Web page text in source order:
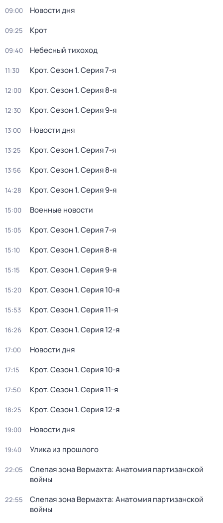
09:00 Новости дня
09:25 Крот
09:40 Небесный тихоход
11:30 Крот. Сезон 1. Серия 7-я
12:00 Крот. Сезон 1. Серия 8-я
12:30 Крот. Сезон 1. Серия 9-я
13:00 Новости дня
13:25 Крот. Сезон 1. Серия 7-я
13:56 Крот. Сезон 1. Серия 8-я
14:28 Крот. Сезон 1. Серия 9-я
15:00 Военные новости
15:05 Крот. Сезон 1. Серия 7-я
15:10 Крот. Сезон 1. Серия 8-я
15:15 Крот. Сезон 1. Серия 9-я
15:20 Крот. Сезон 1. Серия 10-я
15:53 Крот. Сезон 1. Серия 11-я
16:26 Крот. Сезон 1. Серия 12-я
17:00 Новости дня
17:15 Крот. Сезон 1. Серия 10-я
17:50 Крот. Сезон 1. Серия 11-я
18:25 Крот. Сезон 1. Серия 12-я
19:00 Новости дня
19:40 Улика из прошлого
22:05
Слепая зона Вермахта: Анатомия партизанской
войны
22:55
Слепая зона Вермахта: Анатомия партизанской
войны